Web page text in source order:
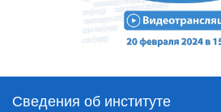
Сведения об институте